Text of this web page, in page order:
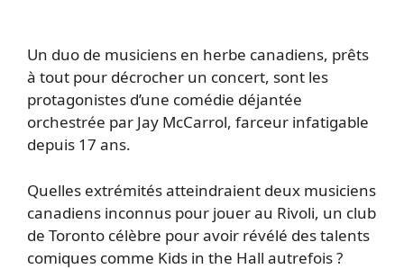
Un duo de musiciens en herbe canadiens, prêts
à tout pour décrocher un concert, sont les
protagonistes d’une comédie déjantée
orchestrée par Jay McCarrol, farceur infatigable
depuis 17 ans.
Quelles extrémités atteindraient deux musiciens
canadiens inconnus pour jouer au Rivoli, un club
de Toronto célèbre pour avoir révélé des talents
comiques comme Kids in the Hall autrefois ?